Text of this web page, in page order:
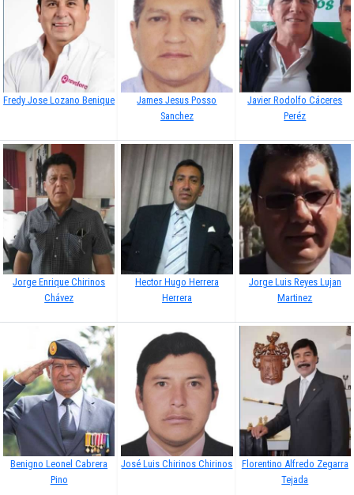
Fredy Jose Lozano Benique
James Jesus Posso
Sanchez
Javier Rodolfo Cáceres
Peréz
Jorge Enrique Chirinos
Chávez
Hector Hugo Herrera
Herrera
Jorge Luis Reyes Lujan
Martinez
Benigno Leonel Cabrera
Pino
José Luis Chirinos Chirinos
Florentino Alfredo Zegarra
Tejada